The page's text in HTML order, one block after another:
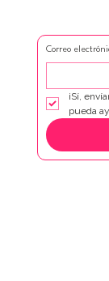
Correo
¡Sí,
pueda